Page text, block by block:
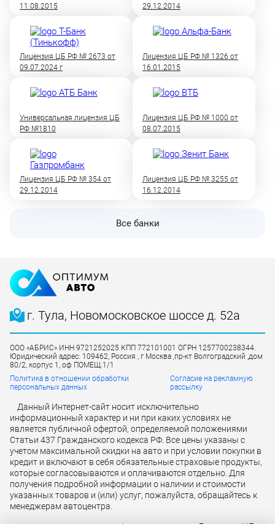
11.08.2015
29.12.2014
Лицензия ЦБ РФ № 2673 от
09.07.2024 г
Лицензия ЦБ РФ № 1326 от
16.01.2015
Универсальная лицензия ЦБ
РФ №1810
Лицензия ЦБ РФ № 1000 от
08.07.2015
Лицензия ЦБ РФ № 354 от
29.12.2014
Лицензия ЦБ РФ № 3255 от
16.12.2014
Все банки
г. Тула, Новомосковское шоссе д. 52а
ООО «АБРИС» ИНН 9721252025 КПП 772101001 ОГРН 1257700238344.
Юридический адрес: 109462, Россия , г Москва ,пр-кт Волгоградский ,дом
80/2, корпус 1, оф ПОМЕЩ.1/1
Политика в отношении обработки
персональных данных
Согласие на рекламную
рассылку
Данный Интернет-сайт носит исключительно
информационный характер и ни при каких условиях не
является публичной офертой, определяемой положениями
Статьи 437 Гражданского кодекса РФ. Все цены указаны с
учетом максимальной скидки на авто и при условии покупки в
кредит и включают в себя обязательные страховые продукты,
которые согласовываются и оплачиваются отдельно. Для
получения подробной информации о наличии и стоимости
указанных товаров и (или) услуг, пожалуйста, обращайтесь к
менеджерам автоцентра.